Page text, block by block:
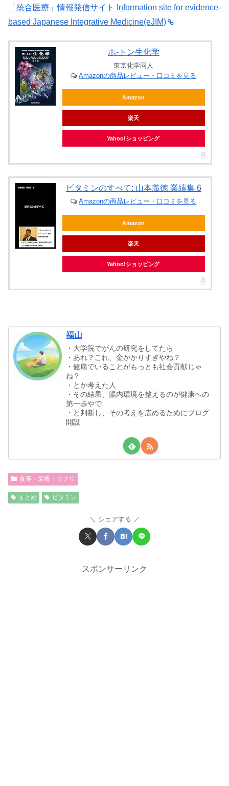
「統合医療」情報発信サイト Information site for evidence-
based Japanese Integrative Medicine(eJIM)
ホ-トン生化学
東京化学同人
Amazonの商品レビュー・口コミを見る
Amazon
楽天
Yahoo!ショッピング
ビタミンのすべて: 山本義徳 業績集 6
Amazonの商品レビュー・口コミを見る
Amazon
楽天
Yahoo!ショッピング
福山
・大学院でがんの研究をしてたら
・あれ？これ、金かかりすぎやね？
・健康でいることがもっとも社会貢献じゃ
ね？
・とか考えた人
・その結果、腸内環境を整えるのが健康への
第一歩やで
・と判断し、その考えを広めるためにブログ
開設
食事・栄養・サプリ
まとめ ビタミン
シェアする
スポンサーリンク